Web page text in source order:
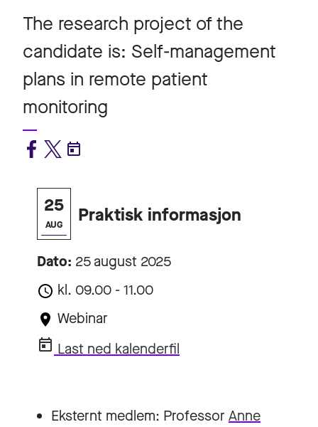
The research project of the
candidate is: Self-management
plans in remote patient
monitoring
25
AUG Praktisk informasjon
Dato: 25 august 2025
kl. 09.00 - 11.00
Webinar
Last ned kalenderfil
Eksternt medlem: Professor Anne